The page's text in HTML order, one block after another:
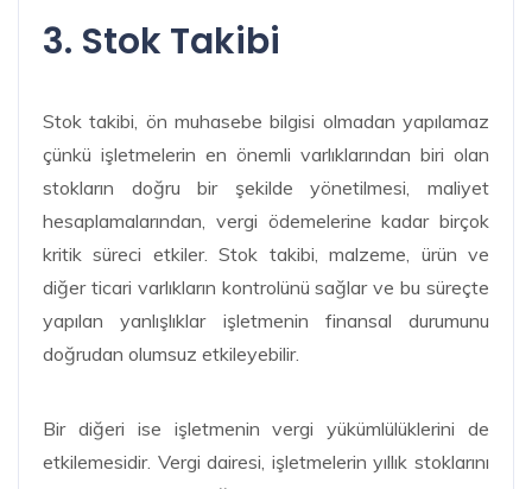
3. Stok Takibi
Stok takibi, ön muhasebe bilgisi olmadan yapılamaz
çünkü işletmelerin en önemli varlıklarından biri olan
stokların doğru bir şekilde yönetilmesi, maliyet
hesaplamalarından, vergi ödemelerine kadar birçok
kritik süreci etkiler. Stok takibi, malzeme, ürün ve
diğer ticari varlıkların kontrolünü sağlar ve bu süreçte
yapılan yanlışlıklar işletmenin finansal durumunu
doğrudan olumsuz etkileyebilir.
Bir diğeri ise işletmenin vergi yükümlülüklerini de
etkilemesidir. Vergi dairesi, işletmelerin yıllık stoklarını